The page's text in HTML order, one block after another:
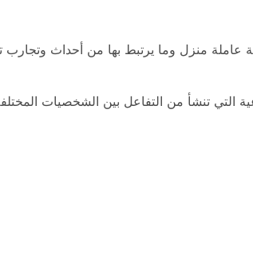
14 قصة تدور حول شخصية عاملة منزل وما يرتبط بها من
التي تنشأ من التفاعل بين الشخصيات